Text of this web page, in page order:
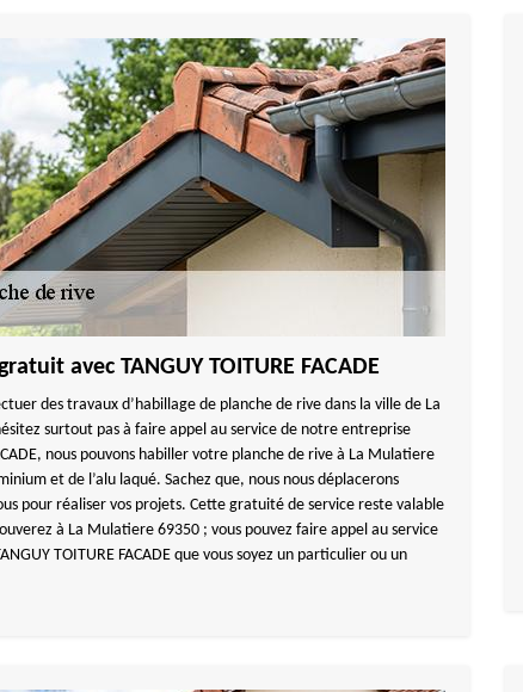
avec TANGUY TOITURE FACADE
des travaux d’habillage de planche de rive dans la ville de La
surtout pas à faire appel au service de notre entreprise
nous pouvons habiller votre planche de rive à La Mulatiere
et de l’alu laqué. Sachez que, nous nous déplacerons
pour réaliser vos projets. Cette gratuité de service reste valable
à La Mulatiere 69350 ; vous pouvez faire appel au service
TOITURE FACADE que vous soyez un particulier ou un